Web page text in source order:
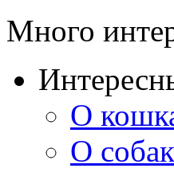
Много
О
О